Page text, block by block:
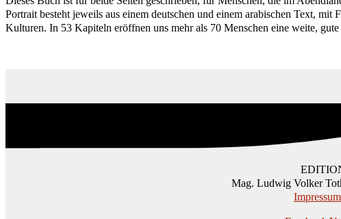
Portrait besteht jeweils aus einem deutschen und einem arabischen Text,
Kulturen. In 53 Kapiteln eröffnen uns mehr als 70 Menschen eine weite, gute
Mag. Ludwig Volker
Impressum